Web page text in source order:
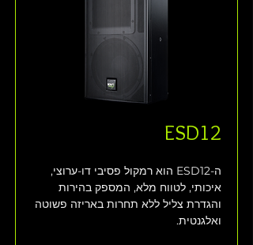
ESD12
ה-ESD12 הוא רמקול פסיבי דו-ערוצי,
איכותי, לטווח מלא, המספק בהירות
והגדרת צליל ללא תחרות באריזה פשוטה
ואלגנטית.